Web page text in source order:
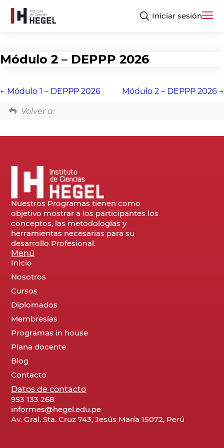
Iniciar sesión
Módulo 2 – DEPPP 2026
Módulo 1 – DEPPP 2026 Módulo 2 – DEPPP 2026
Volver a:
Nuestros Programas tienen como
objetivo mostrar a los participantes los
conceptos, las metodologías y
herramientas necesarias para su
desarrollo Profesional.
Menú
Inicio
Nosotros
Cursos
Diplomados
Membresías
Programas in house
Plana docente
Blog
Contacto
Datos de contacto
953 133 268
informes@hegel.edu.pe
Av. Gral. Sta. Cruz 743, Jesús María 15072, Perú